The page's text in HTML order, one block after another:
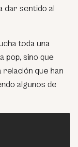
dar sentido al
toda una
pop, sino que
que han
algunos de